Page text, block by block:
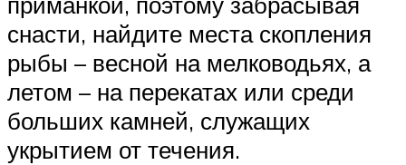
снасти, найдите места скопления
рыбы – весной на мелководьях, а
летом – на перекатах или среди
больших камней, служащих
укрытием от течения.